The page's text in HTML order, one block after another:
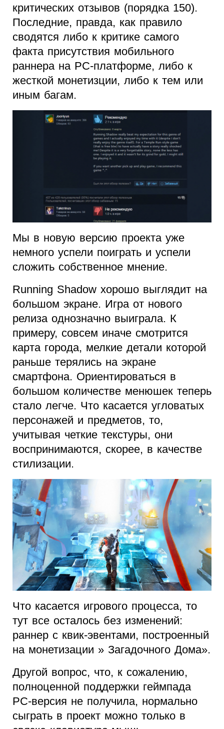
критических отзывов (порядка 150).
Последние, правда, как правило
сводятся либо к критике самого
факта присутствия мобильного
раннера на PC-платформе, либо к
жесткой монетизции, либо к тем или
иным багам.
Мы в новую версию проекта уже
немного успели поиграть и успели
сложить собственное мнение.
Running Shadow хорошо выглядит на
большом экране. Игра от нового
релиза однозначно выиграла. К
примеру, совсем иначе смотрится
карта города, мелкие детали которой
раньше терялись на экране
смартфона. Ориентироваться в
большом количестве менюшек теперь
стало легче. Что касается угловатых
персонажей и предметов, то,
учитывая четкие текстуры, они
воспринимаются, скорее, в качестве
стилизации.
Что касается игрового процесса, то
тут все осталось без изменений:
раннер с квик-эвентами, построенный
на монетизации » Загадочного Дома».
Другой вопрос, что, к сожалению,
полноценной поддержки геймпада
PC-версия не получила, нормально
сыграть в проект можно только в